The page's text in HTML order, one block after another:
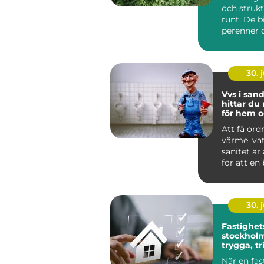
och
runt. De
perenner
30.
Vvs i
hittar du
för hem
Att få
värme,
sanitet är
för att en
30.
stockholm så
trygga,
När en